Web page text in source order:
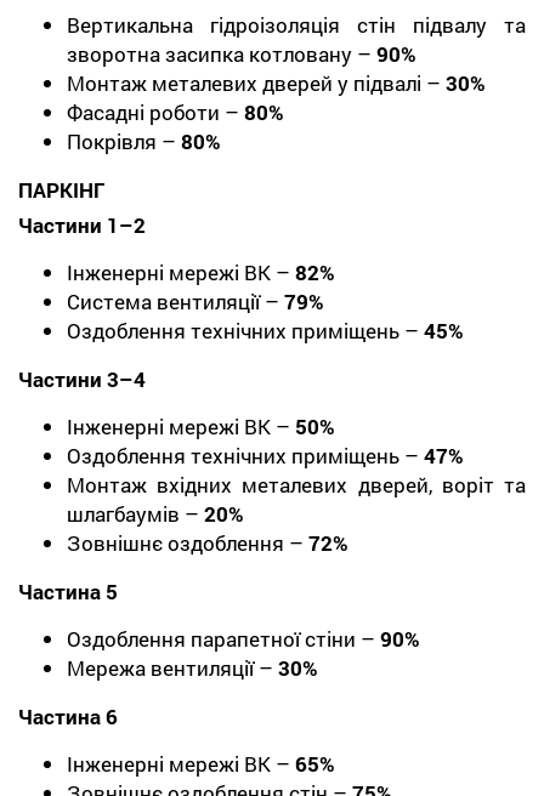
Вертикальна гідроізоляція стін підвалу та
зворотна засипка котловану – 90%
Монтаж металевих дверей у підвалі – 30%
Фасадні роботи – 80%
Покрівля – 80%
ПАРКІНГ
Частини 1–2
Інженерні мережі ВК – 82%
Система вентиляції – 79%
Оздоблення технічних приміщень – 45%
Частини 3–4
Інженерні мережі ВК – 50%
Оздоблення технічних приміщень – 47%
Монтаж вхідних металевих дверей, воріт та
шлагбаумів – 20%
Зовнішнє оздоблення – 72%
Частина 5
Оздоблення парапетної стіни – 90%
Мережа вентиляції – 30%
Частина 6
Інженерні мережі ВК – 65%